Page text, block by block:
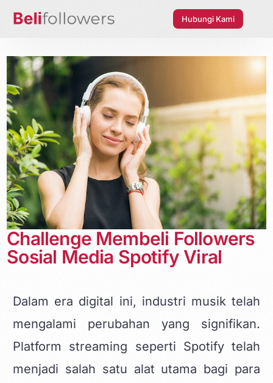
Hubungi Kami
Challenge Membeli Followers
Sosial Media Spotify Viral
Dalam era digital ini, industri musik telah
mengalami perubahan yang signifikan.
Platform streaming seperti Spotifytelah
menjadi salah satu alat utama bagi para